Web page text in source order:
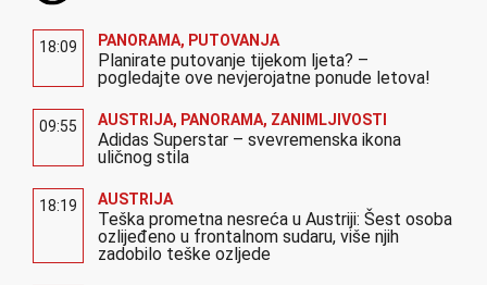
18:09 PANORAMA, PUTOVANJA
Planirate putovanje tijekom ljeta? –
pogledajte ove nevjerojatne ponude letova!
09:55 AUSTRIJA, PANORAMA, ZANIMLJIVOSTI
Adidas Superstar – svevremenska ikona
uličnog stila
18:19 AUSTRIJA
Teška prometna nesreća u Austriji: Šest osoba
ozlijeđeno u frontalnom sudaru, više njih
zadobilo teške ozljede